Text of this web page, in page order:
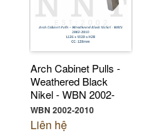
Arch Cabinet Pulls -
Weathered Black
Nikel - WBN 2002-
2010
WBN 2002-2010
Liên hệ